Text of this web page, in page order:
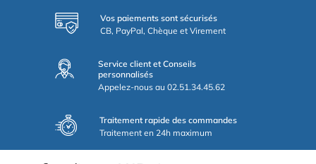
Vos paiements sont sécurisés
CB, PayPal, Chèque et Virement
Service client et Conseils
personnalisés
Appelez-nous au 02.51.34.45.62
Traitement rapide des commandes
Traitement en 24h maximum